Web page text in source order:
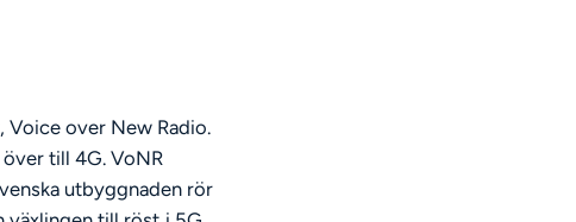
Voice over New Radio.
till 4G. VoNR
utbyggnaden rör